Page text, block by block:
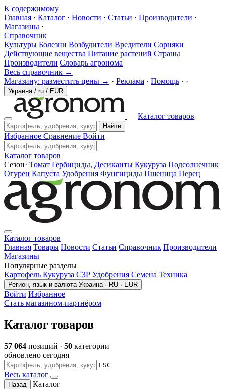
К содержимому
Главная · Каталог · Новости · Статьи · Производители ·
Магазины ·
Справочник
Культуры Болезни Возбудители Вредители Сорняки
Действующие вещества Питание растений Страны
Производители Словарь агронома
Весь справочник →
Магазину: разместить цены → · Реклама · Помощь · ·
Украина / ru / EUR
Каталог товаров
Найти
Избранное Сравнение Войти
Каталог товаров
Сезон· Томат Гербициды, Десиканты Кукуруза Подсолнечник
Огурец Капуста Удобрения Фунгициды Пшеница Перец
Каталог товаров
Главная Товары Новости Статьи Справочник Производители
Магазины
Популярные разделы
Картофель Кукуруза СЗР Удобрения Семена Техника
Регион, язык и валюта Украина · RU · EUR
Войти Избранное
Стать магазином-партнёром
Каталог товаров
57 064 позиций · 50 категории
обновлено сегодня
ESC
Весь каталог
Назад
Каталог